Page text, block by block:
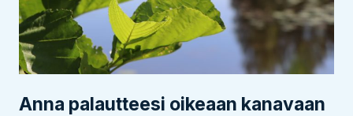
Anna palautteesi oikeaan kanavaan